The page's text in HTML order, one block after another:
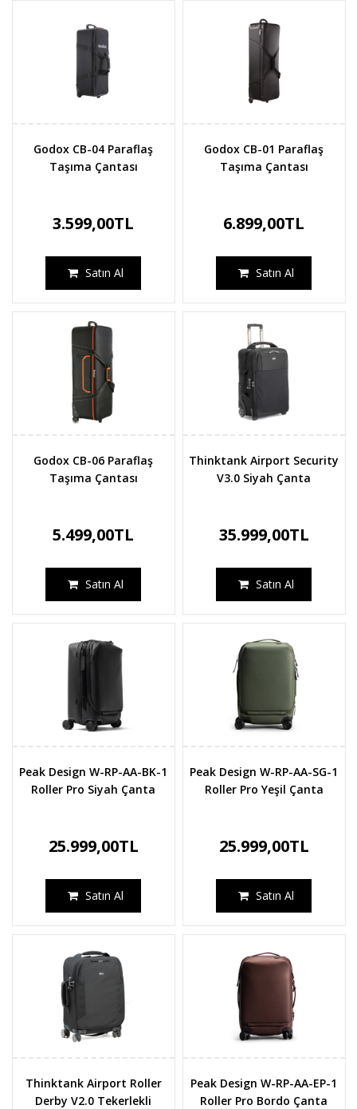
Godox CB-04 Paraflaş
Taşıma Çantası
3.599,00TL
Satın Al
Godox CB-01 Paraflaş
Taşıma Çantası
6.899,00TL
Satın Al
Godox CB-06 Paraflaş
Taşıma Çantası
5.499,00TL
Satın Al
Thinktank Airport Security
V3.0 Siyah Çanta
35.999,00TL
Satın Al
Peak Design W-RP-AA-BK-1
Roller Pro Siyah Çanta
25.999,00TL
Satın Al
Peak Design W-RP-AA-SG-1
Roller Pro Yeşil Çanta
25.999,00TL
Satın Al
Thinktank Airport Roller
Derby V2.0 Tekerlekli
Peak Design W-RP-AA-EP-1
Roller Pro Bordo Çanta